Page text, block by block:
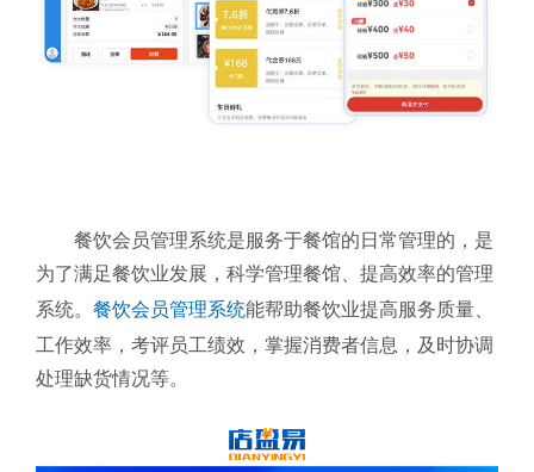
餐饮会员管理系统是服务于餐馆的日常管理的，是
为了满足餐饮业发展，科学管理餐馆、提高效率的管理
系统。 餐饮会员管理系统能帮助餐饮业提高服务质量、
工作效率，考评员工绩效，掌握消费者信息，及时协调
处理缺货情况等。